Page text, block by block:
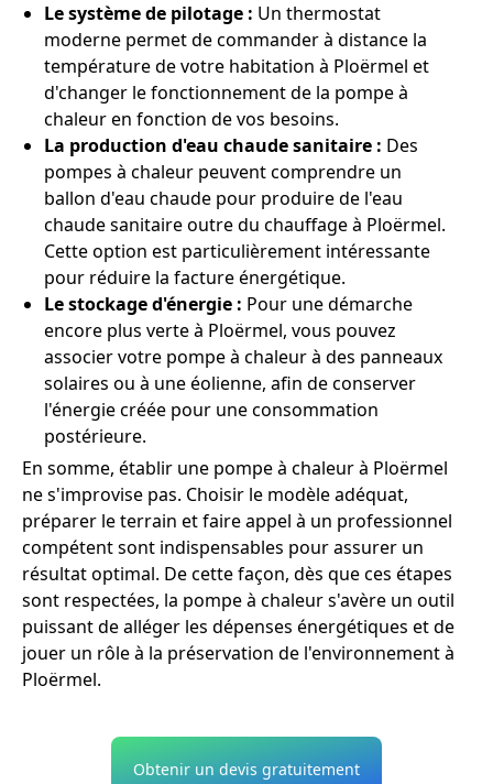
Le système de pilotage : Un thermostat
moderne permet de commander à distance la
température de votre habitation à Ploërmel et
d'changer le fonctionnement de la pompe à
chaleur en fonction de vos besoins.
La production d'eau chaude sanitaire : Des
pompes à chaleur peuvent comprendre un
ballon d'eau chaude pour produire de l'eau
chaude sanitaire outre du chauffage à Ploërmel.
Cette option est particulièrement intéressante
pour réduire la facture énergétique.
Le stockage d'énergie : Pour une démarche
encore plus verte à Ploërmel, vous pouvez
associer votre pompe à chaleur à des panneaux
solaires ou à une éolienne, afin de conserver
l'énergie créée pour une consommation
postérieure.
En somme, établir une pompe à chaleur à Ploërmel
ne s'improvise pas. Choisir le modèle adéquat,
préparer le terrain et faire appel à un professionnel
compétent sont indispensables pour assurer un
résultat optimal. De cette façon, dès que ces étapes
sont respectées, la pompe à chaleur s'avère un outil
puissant de alléger les dépenses énergétiques et de
jouer un rôle à la préservation de l'environnement à
Ploërmel.
Obtenir un devis gratuitement